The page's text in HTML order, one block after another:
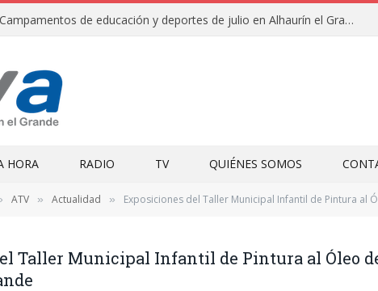
Campamentos de educación y deportes de julio en Alhaurín el Grande y Villa del Guadalhorce
HORA RADIO TV QUIÉNES SOMOS
ATV » Actualidad » Exposiciones del Taller Municipal Infantil de Pintura al
Taller Municipal Infantil de Pintura al Óleo